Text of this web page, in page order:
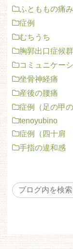
ふとももの痛み
症例
むちうち
胸郭出口症候群
コミュニケー
坐骨神経痛
産後の腰痛
症例（足の甲の
tenoyubino
症例（四十肩
手指の違和感